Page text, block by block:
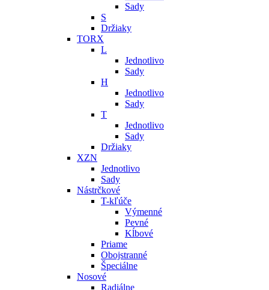
Sady
S
Držiaky
TORX
L
Jednotlivo
Sady
H
Jednotlivo
Sady
T
Jednotlivo
Sady
Držiaky
XZN
Jednotlivo
Sady
Nástrčkové
T-kľúče
Výmenné
Pevné
Kĺbové
Priame
Obojstranné
Špeciálne
Nosové
Radiálne